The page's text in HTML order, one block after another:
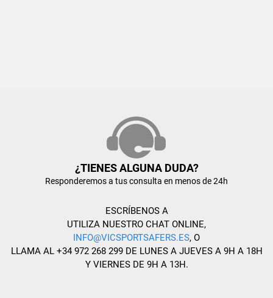
¿TIENES ALGUNA DUDA?
Responderemos a tus consulta en menos de 24h
ESCRÍBENOS A
UTILIZA NUESTRO CHAT ONLINE,
INFO@VICSPORTSAFERS.ES, O
LLAMA AL +34 972 268 299 DE LUNES A JUEVES A 9H A 18H
Y VIERNES DE 9H A 13H.